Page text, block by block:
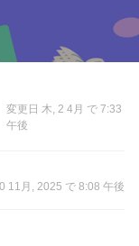
変更日 木, 2 4月 で 7:33
午後
変更日 日, 30 11月, 2025 で 8:08 午後